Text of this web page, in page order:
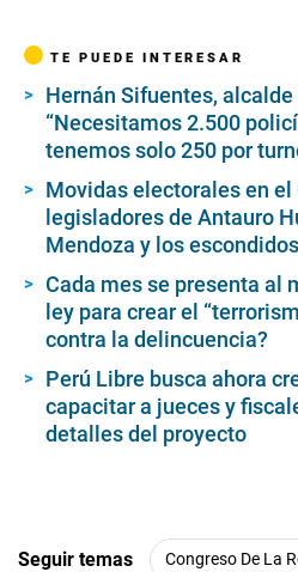
TE PUEDE INTERESAR
Hernán Sifuentes, alcalde
“Necesitamos 2.500
tenemos solo 250 por
Movidas electorales en
legisladores de Antauro
Mendoza y los
Cada mes se presenta al
ley para crear el
contra la delincuencia?
Perú Libre busca ahora
capacitar a jueces y
detalles del proyecto
Seguir temas Congreso De La